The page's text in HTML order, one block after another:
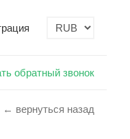
обратный звонок
← вернуться назад